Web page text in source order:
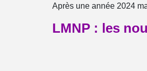
Après une année 2024
LMNP : les